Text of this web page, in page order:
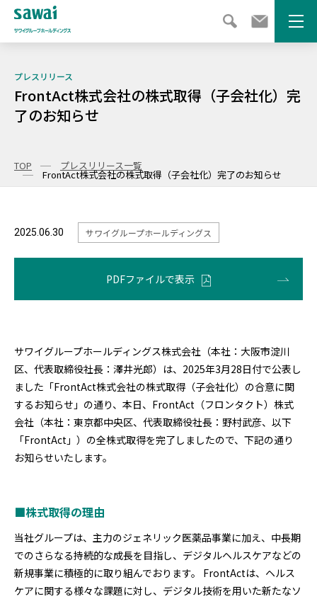
メニ
TOP プレスリリース一覧
FrontAct株式会社の株式取得（子会社化）完了のお知らせ
プレスリリース
FrontAct株式会社の株式取得（子会社化）完
了のお知らせ
2025.06.30 サワイグループホールディングス
PDFファイルで表示
サワイグループホールディングス株式会社（本社：大阪市淀川
区、代表取締役社長：澤井光郎）は、2025年3月28日付で公表し
ました「FrontAct株式会社の株式取得（子会社化）の合意に関
するお知らせ」の通り、本日、FrontAct（フロンタクト）株式
会社（本社：東京都中央区、代表取締役社長：野村武彦、以下
「FrontAct」）の全株式取得を完了しましたので、下記の通り
お知らせいたします。
■株式取得の理由
当社グループは、主力のジェネリック医薬品事業に加え、中長期
でのさらなる持続的な成長を目指し、デジタルヘルスケアなどの
新規事業に積極的に取り組んでおります。 FrontActは、ヘルス
ケアに関する様々な課題に対し、デジタル技術を用いた新たなソ